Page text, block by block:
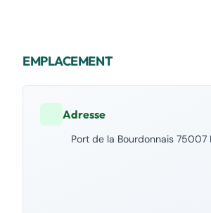
EMPLACEMENT
Adresse
Port de la Bourdonnais 75007